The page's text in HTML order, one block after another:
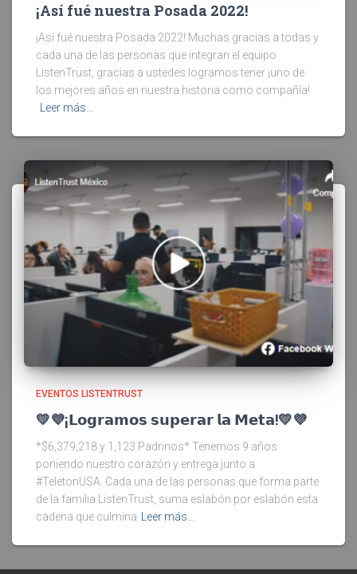
¡Así fué nuestra Posada 2022!
¡Así fué nuestra Posada 2022! Muchas gracias a todas y
cada una de las personas que integran el equipo
ListenTrust, gracias a ustedes logramos tener ¡uno de
los mejores años en nuestra historia como compañía!
Leer más…
EVENTOS LISTENTRUST
💛💜¡𝗟𝗼𝗴𝗿𝗮𝗺𝗼𝘀 𝘀𝘂𝗽𝗲𝗿𝗮𝗿 𝗹𝗮 𝗠𝗲𝘁𝗮!💛💜
*$6,379,218 y 1,123 Padrinos* Tenemos 9 años
poniendo nuestro corazón y entrega junto a
#TeletonUSA. Cada una de las personas que forma parte
de la familia ListenTrust, suma eslabón por eslabón esta
cadena que culmina
Leer más…